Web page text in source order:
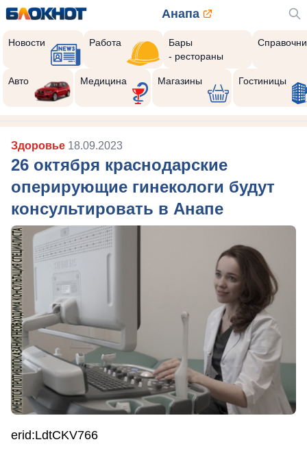
Анапа
Новости Работа
Бары
- рестораны
Авто Медицина Магазины Гостиницы
Здоровье 18.09.2023
26 октября краснодарские
оперирующие гинекологи будут
консультировать в Анапе
erid:LdtCKV766